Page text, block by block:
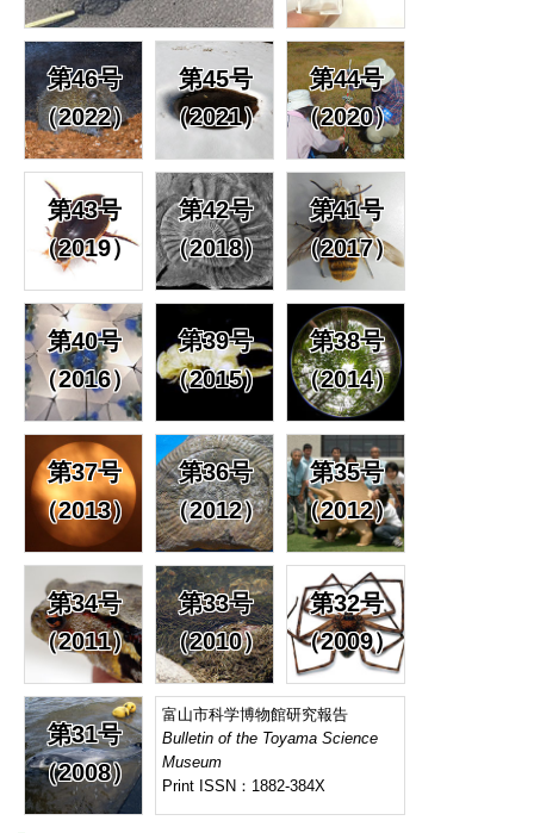
第46号
（2022）
第45号
（2021）
第44号
（2020）
第43号
（2019）
第42号
（2018）
第41号
（2017）
第40号
（2016）
第39号
（2015）
第38号
（2014）
第37号
（2013）
第36号
（2012）
第35号
（2012）
第34号
（2011）
第33号
（2010）
第32号
（2009）
第31号
（2008）
富山市科学博物館研究報告
Bulletin of the Toyama Science
Museum
Print ISSN：1882-384X